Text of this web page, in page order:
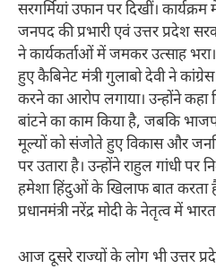
सरगर्मियां उफान पर दिखीं।
जनपद की प्रभारी एवं उत्तर प्रदेश
ने कार्यकर्ताओं में जमकर उत्साह
हुए कैबिनेट मंत्री गुलाबो देवी ने
करने का आरोप लगाया। उन्होंने
बांटने का काम किया है, जबकि
मूल्यों को संजोते हुए विकास और
पर उतारा है। उन्होंने राहुल गांधी पर
हमेशा हिंदुओं के खिलाफ बात करता है।
प्रधानमंत्री नरेंद्र मोदी के नेतृत्व में
आज दूसरे राज्यों के लोग भी उत्तर